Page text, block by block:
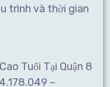
trình và thời gian
Tuổi Tại Quận 8
–